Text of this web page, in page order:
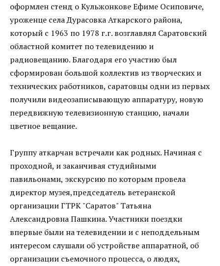
оформлен стенд о Кульжонкове Ефиме Осиповиче,
уроженце села Дурасовка Аткарского района,
который с 1963 по 1978 г.г. возглавлял Саратовский
областной комитет по телевидению и
радиовещанию. Благодаря его участию был
сформирован большой коллектив из творческих и
технических работников, саратовцы одни из первых
получили видеозаписывающую аппаратуру, новую
передвижную телевизионную станцию, начали
цветное вещание.
Группу аткарчан встречали как родных. Начиная с
проходной, и заканчивая студийными
павильонами, экскурсию по которым провела
директор музея,председатель ветеранской
организации ГТРК "Саратов" Татьяна
Александровна Пашкина. Участники поездки
впервые были на телевидении и с неподдельным
интересом слушали об устройстве аппаратной, об
организации съемочного процесса, о людях,